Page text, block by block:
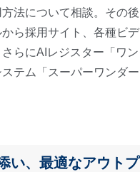
法について相談。その
ら採用サイト、各種ビ
らにAIレジスター「ワン
テム「スーパーワンダ
い、最適なアウト